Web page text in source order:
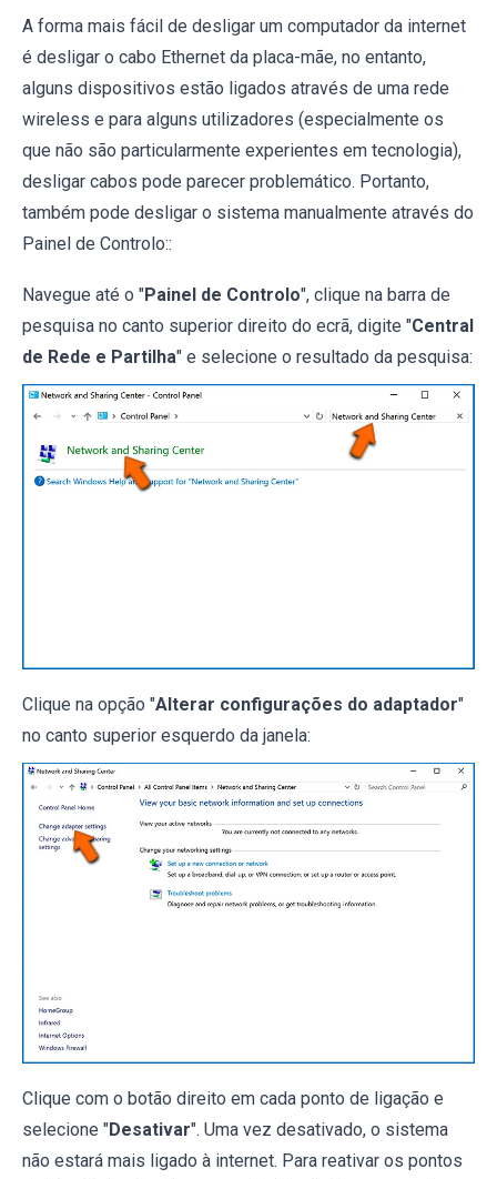
A forma mais fácil de desligar um computador da internet
é desligar o cabo Ethernet da placa-mãe, no entanto,
alguns dispositivos estão ligados através de uma rede
wireless e para alguns utilizadores (especialmente os
que não são particularmente experientes em tecnologia),
desligar cabos pode parecer problemático. Portanto,
também pode desligar o sistema manualmente através do
Painel de Controlo::
Navegue até o "Painel de Controlo", clique na barra de
pesquisa no canto superior direito do ecrã, digite "Central
de Rede e Partilha" e selecione o resultado da pesquisa:
Clique na opção "Alterar configurações do adaptador"
no canto superior esquerdo da janela:
Clique com o botão direito em cada ponto de ligação e
selecione "Desativar". Uma vez desativado, o sistema
não estará mais ligado à internet. Para reativar os pontos